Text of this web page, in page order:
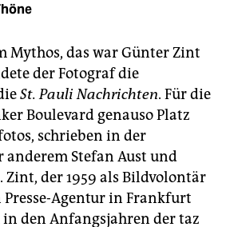
Mythos, das war Günter Zint
der Fotograf die
St. Pauli Nachrichten. Für die
Boulevard genauso Platz
schrieben in der
Stefan Aust und
Zint, der 1959 als Bildvolontär
Presse-Agentur in Frankfurt
in den Anfangsjahren der taz